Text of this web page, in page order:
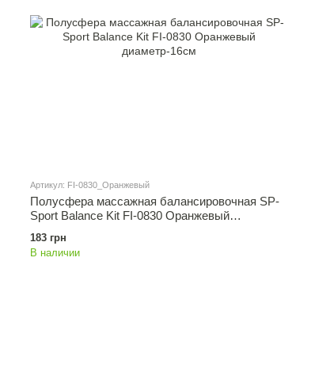
Артикул: FI-0830_Оранжевый
Полусфера массажная балансировочная SP-
Sport Balance Kit FI-0830 Оранжевый
183 грн
В наличии